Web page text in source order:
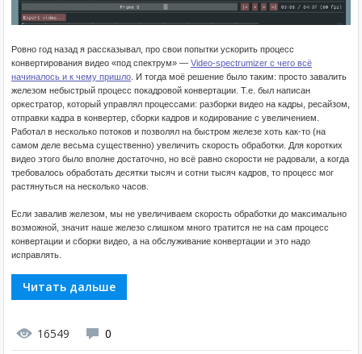
Ровно год назад я рассказывал, про свои попытки ускорить процесс
конвертирования видео «под спектрум» — Video-spectrumizer с чего всё
начиналось и к чему пришло. И тогда моё решение было таким: просто завалить
железом небыстрый процесс покадровой конвертации. Т.е. был написан
оркестратор, который управлял процессами: разборки видео на кадры, ресайзом,
отправки кадра в конвертер, сборки кадров и кодирование с увеличением.
Работал в несколько потоков и позволял на быстром железе хоть как-то (на
самом деле весьма существенно) увеличить скорость обработки. Для коротких
видео этого было вполне достаточно, но всё равно скорости не радовали, а когда
требовалось обработать десятки тысяч и сотни тысяч кадров, то процесс мог
растянуться на несколько часов.
Если завалив железом, мы не увеличиваем скорость обработки до максимально
возможной, значит наше железо слишком много тратится не на сам процесс
конвертации и сборки видео, а на обслуживание конвертации и это надо
исправлять.
Читать дальше
16549 0